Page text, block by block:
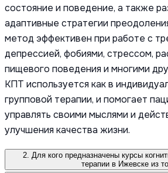
состояние и поведение, а также
адаптивные стратегии
метод эффективен при работе с
депрессией, фобиями, стрессом,
пищевого поведения и многими
КПТ используется как в
групповой терапии, и помогает
управлять своими мыслями и
улучшения качества жизни.
2. Для кого предназначены курсы
терапии в Ижевске из